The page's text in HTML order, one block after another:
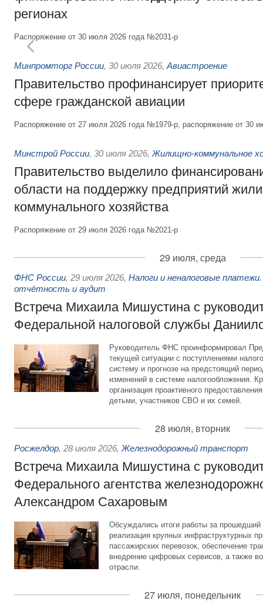
регионах
Распоряжение от 30 июля 2026 года №2031-р
Минпромторг России, 30 июля 2026, Авиастроение
Правительство профинансирует
сфере гражданской авиации
Распоряжение от 27 июля 2026 года №1979-р, распоряжение от 30
Минстрой России, 30 июля 2026, Жилищно-коммунальное
Правительство выделило
области на поддержку предприятий
коммунального хозяйства
Распоряжение от 29 июля 2026 года №2021-р
29 июля, среда
ФНС России, 29 июля 2026, Налоги и неналоговые
отчётность и аудит
Встреча Михаила Мишустина с
Федеральной налоговой службы
Руководитель ФНС проинформировал
текущей ситуации с поступлениями
систему и прогнозе на предстоящий
изменений в системе налогообложения.
организация проактивного
детьми, участников СВО и их семей.
28 июля, вторник
Росжелдор, 28 июля 2026, Железнодорожный транспорт
Встреча Михаила Мишустина с
Федерального агентства
Александром Сахаровым
Обсуждались итоги работы за
реализация крупных инфраструктурных
пассажирских перевозок, обеспечение
внедрение цифровых сервисов, а также
отрасли.
27 июля, понедельник